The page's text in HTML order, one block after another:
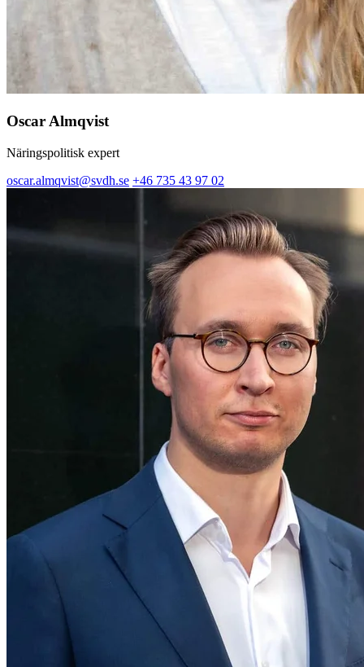
Oscar Almqvist
Näringspolitisk expert
oscar.almqvist@svdh.se +46 735 43 97 02